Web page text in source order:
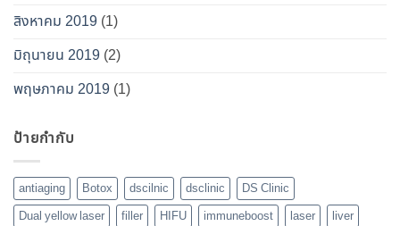
สิงหาคม 2019 (1)
มิถุนายน 2019 (2)
พฤษภาคม 2019 (1)
ป้ายกำกับ
antiaging Botox dscilnic dsclinic
DS Clinic
Dual yellow laser
filler HIFU immuneboost laser
liver